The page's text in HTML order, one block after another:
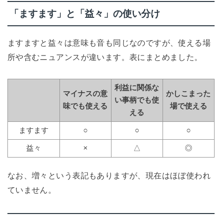
「ますます」と「益々」の使い分け
ますますと益々は意味も音も同じなのですが、使える場
所や含むニュアンスが違います。表にまとめました。
マイナスの意
味でも使える
利益に関係な
い事柄でも使
える
かしこまった
場で使える
ますます ○ ○ ○
益々 × △ ◎
なお、増々という表記もありますが、現在はほぼ使われ
ていません。